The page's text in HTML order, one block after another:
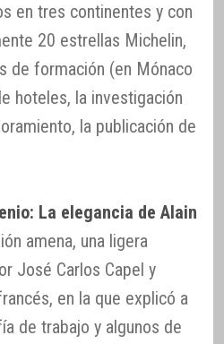
en tres continentes y con
20 estrellas Michelin,
de formación (en Mónaco
hoteles, la investigación
la publicación de
La elegancia de Alain
amena, una ligera
José Carlos Capel y
en la que explicó a
de trabajo y algunos de